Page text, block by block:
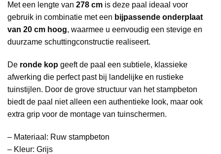
Met een lengte van 278 cm is deze paal ideaal voor
gebruik in combinatie met een bijpassende onderplaat
van 20 cm hoog, waarmee u eenvoudig een stevige en
duurzame schuttingconstructie realiseert.
De ronde kop geeft de paal een subtiele, klassieke
afwerking die perfect past bij landelijke en rustieke
tuinstijlen. Door de grove structuur van het stampbeton
biedt de paal niet alleen een authentieke look, maar ook
extra grip voor de montage van tuinschermen.
– Materiaal: Ruw stampbeton
– Kleur: Grijs